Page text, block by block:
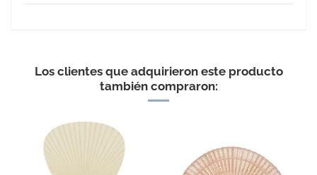
Los clientes que adquirieron este producto
también compraron: